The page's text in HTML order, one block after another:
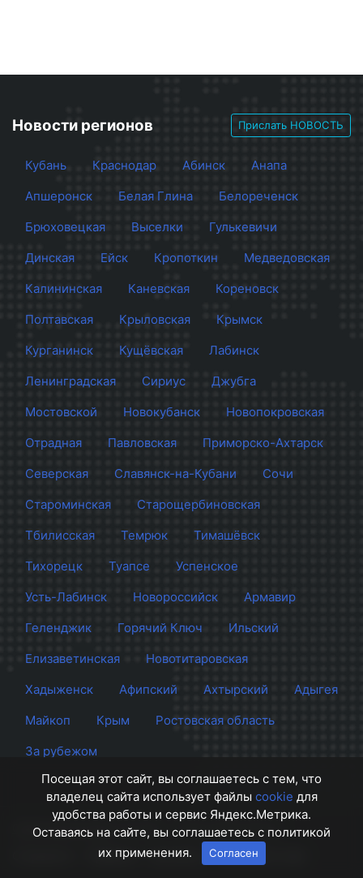
Новости регионов Прислать НОВОСТЬ
Кубань Краснодар Абинск
Анапа
Апшеронск
Белая Глина
Белореченск
Брюховецкая
Выселки
Гулькевичи
Динская
Ейск Кропоткин
Медведовская
Калининская
Каневская
Кореновск
Полтавская
Крыловская
Крымск
Курганинск
Кущёвская
Лабинск
Ленинградская
Сириус
Джубга
Мостовской
Новокубанск
Новопокровская
Отрадная
Павловская
Приморско-Ахтарск
Северская
Славянск-на-Кубани
Сочи
Староминская
Старощербиновская
Тбилисская
Темрюк
Тимашёвск
Тихорецк
Туапсе
Успенское
Усть-Лабинск
Новороссийск
Армавир
Геленджик
Горячий Ключ
Ильский
Елизаветинская
Новотитаровская
Хадыженск
Афипский Ахтырский
Адыгея
Майкоп
Крым
Ростовская область
За рубежом
Сайт Краснодара
© 2012 - 2026 СМИ Кубани
Правила Контакты Напишите нам
Посещая этот сайт, вы соглашаетесь с тем, что
владелец сайта использует файлы cookie для
удобства работы и сервис Яндекс.Метрика.
Оставаясь на сайте, вы соглашаетесь с политикой
их применения.
Согласен